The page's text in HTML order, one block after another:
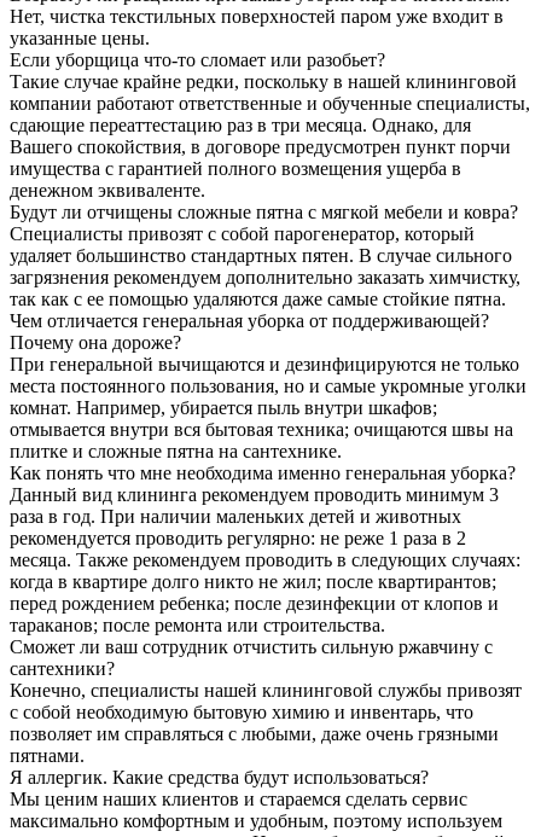
Нет, чистка текстильных поверхностей паром уже входит в
указанные цены.
Если уборщица что-то сломает или разобьет?
Такие случае крайне редки, поскольку в нашей клининговой
компании работают ответственные и обученные специалисты,
сдающие переаттестацию раз в три месяца. Однако, для
Вашего спокойствия, в договоре предусмотрен пункт порчи
имущества с гарантией полного возмещения ущерба в
денежном эквиваленте.
Будут ли отчищены сложные пятна с мягкой мебели и ковра?
Специалисты привозят с собой парогенератор, который
удаляет большинство стандартных пятен. В случае сильного
загрязнения рекомендуем дополнительно заказать химчистку,
так как с ее помощью удаляются даже самые стойкие пятна.
Чем отличается генеральная уборка от поддерживающей?
Почему она дороже?
При генеральной вычищаются и дезинфицируются не только
места постоянного пользования, но и самые укромные уголки
комнат. Например, убирается пыль внутри шкафов;
отмывается внутри вся бытовая техника; очищаются швы на
плитке и сложные пятна на сантехнике.
Как понять что мне необходима именно генеральная уборка?
Данный вид клининга рекомендуем проводить минимум 3
раза в год. При наличии маленьких детей и животных
рекомендуется проводить регулярно: не реже 1 раза в 2
месяца. Также рекомендуем проводить в следующих случаях:
когда в квартире долго никто не жил; после квартирантов;
перед рождением ребенка; после дезинфекции от клопов и
тараканов; после ремонта или строительства.
Сможет ли ваш сотрудник отчистить сильную ржавчину с
сантехники?
Конечно, специалисты нашей клининговой службы привозят
с собой необходимую бытовую химию и инвентарь, что
позволяет им справляться с любыми, даже очень грязными
пятнами.
Я аллергик. Какие средства будут использоваться?
Мы ценим наших клиентов и стараемся сделать сервис
максимально комфортным и удобным, поэтому используем